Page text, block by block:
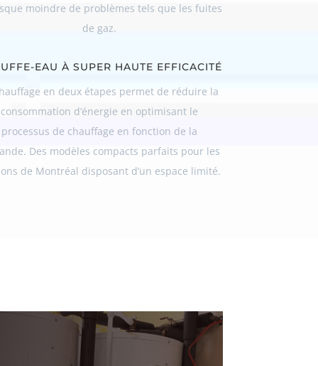
moindre de problèmes tels que les fuites
de gaz.
EAU À SUPER HAUTE EFFICACITÉ
en deux étapes permet de réduire la
consommation d’énergie en optimisant le
processus de chauffage en fonction de la
Des modèles compacts parfaits pour les
de Montréal disposant d’un espace limité.